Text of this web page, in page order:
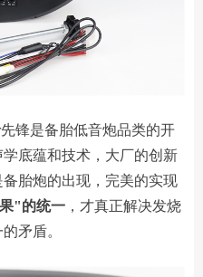
锋是备胎低音炮品类的开
底蕴和技术，大厂的创新
胎炮的出现，完美的实现
"的统一 ，才真正解决发烧
矛盾。